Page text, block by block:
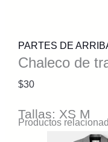
PARTES DE
Chaleco de
$30
Tallas: XS M
Productos